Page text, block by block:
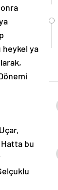
heykel ya
bu